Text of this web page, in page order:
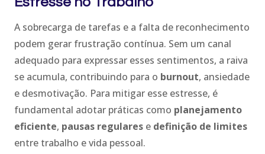
A sobrecarga de tarefas e a falta de reconhecimento
podem gerar frustração contínua. Sem um canal
adequado para expressar esses sentimentos, a raiva
se acumula, contribuindo para o burnout, ansiedade
e desmotivação. Para mitigar esse estresse, é
fundamental adotar práticas como planejamento
eficiente, pausas regulares e definição de limites
entre trabalho e vida pessoal.